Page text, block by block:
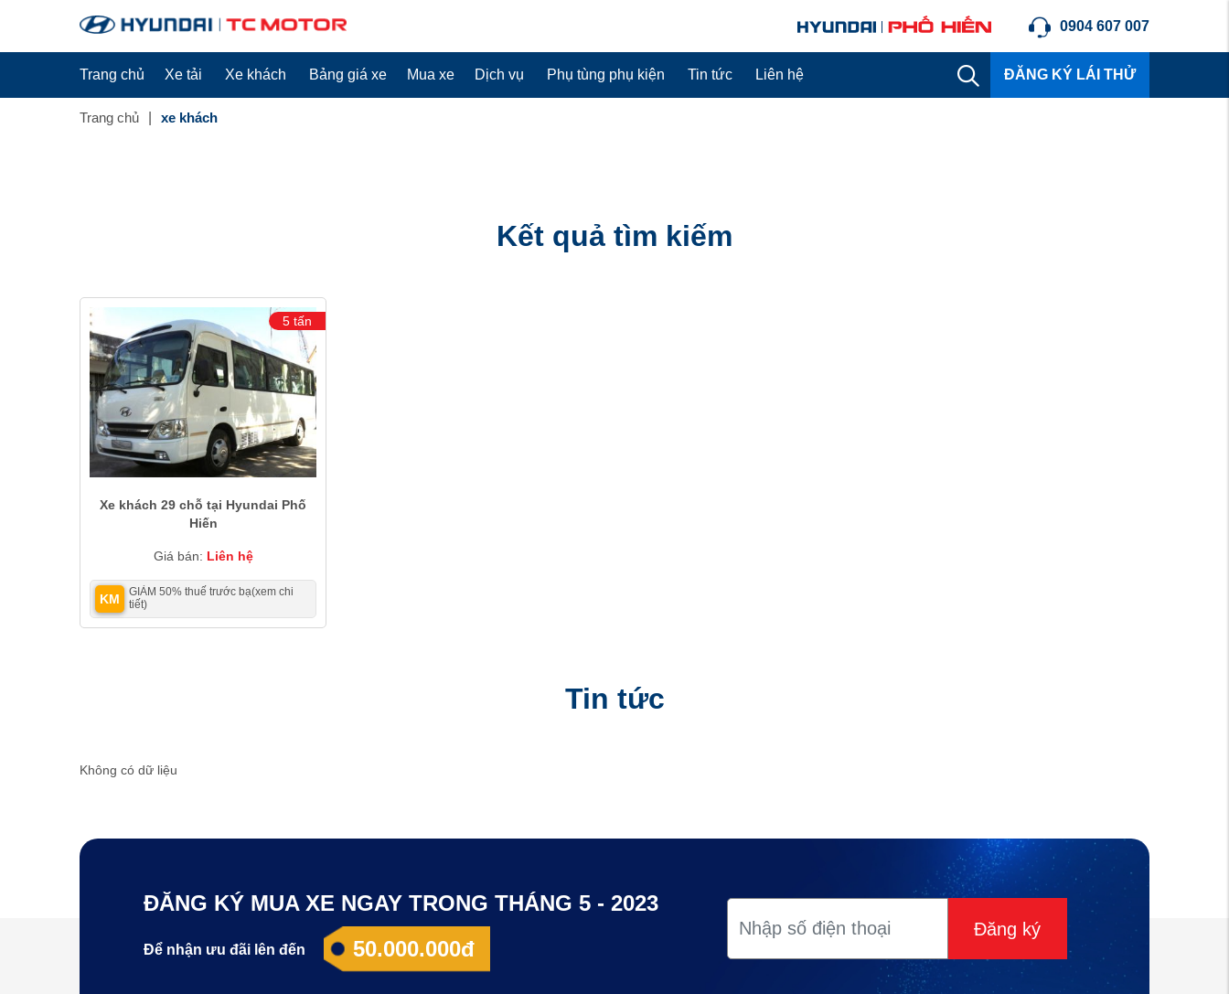
0904 607 007
Trang chủ Xe tải Xe khách Bảng giá xe Mua xe Dịch vụ Phụ tùng phụ kiện Tin tức Liên hệ ĐĂNG KÝ LÁI THỬ
Trang chủ xe khách
Kết quả tìm kiếm
5 tấn
Xe khách 29 chỗ tại Hyundai Phố
Hiến
Giá bán: Liên hệ
KM GIẢM 50% thuế trước bạ(xem chi
tiết)
Tin tức
Không có dữ liệu
ĐĂNG KÝ MUA XE NGAY TRONG THÁNG 5 - 2023
Để nhận ưu đãi lên đến 50.000.000đ
Đăng ký